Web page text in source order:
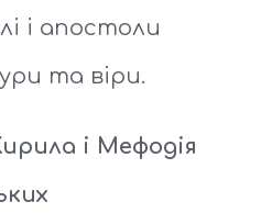
і апостоли
та віри.
і Мефодія